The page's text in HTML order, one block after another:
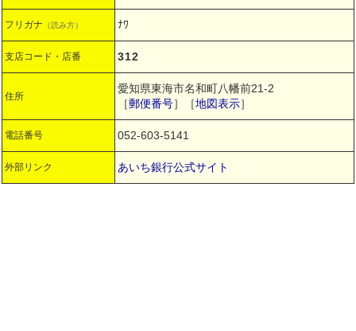
フリガナ （読み方） ﾅﾜ
支店コード・店番 312
住所
愛知県東海市名和町八幡前21-2
［郵便番号］［地図表示］
電話番号 052-603-5141
外部リンク あいち銀行公式サイト